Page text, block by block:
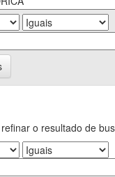
o resultado de